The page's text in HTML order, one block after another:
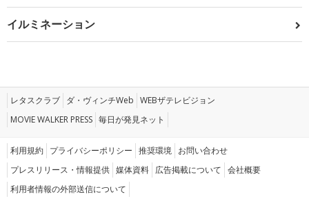
イルミネーション
レタスクラブ ダ・ヴィンチWeb WEBザテレビジョン
MOVIE WALKER PRESS 毎日が発見ネット
利用規約 プライバシーポリシー 推奨環境 お問い合わせ
プレスリリース・情報提供 媒体資料 広告掲載について 会社概要
利用者情報の外部送信について